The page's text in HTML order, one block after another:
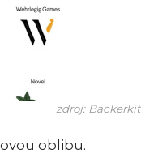
zdroj: Backerkit
oblibu.